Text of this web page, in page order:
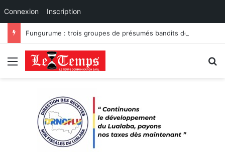
Connexion Inscription
Menu